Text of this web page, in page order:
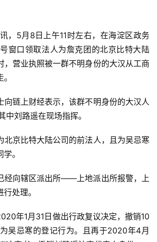
，5月8日上午11时左右，在海淀区政务
窗口领取法人为詹克团的北京比特大陆
，营业执照被一群不明身份的大汉从工商
向链上财经表示，该群不明身份的大汉人
中刘路遥在现场指挥。
北京比特大陆公司的前法人，且为吴忌寒
。
经向辖区派出所——上地派出所报警，上
处理。
年1月31日做出行政复议决定，撤销10
吴忌寒的登记行为。且再于2020年4月